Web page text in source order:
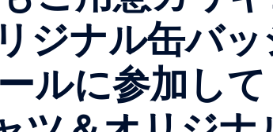
ジナル缶バ
ルに参加し